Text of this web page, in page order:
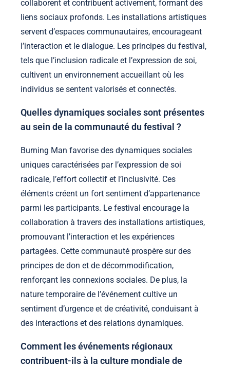
collaborent et contribuent activement, formant des
liens sociaux profonds. Les installations artistiques
servent d’espaces communautaires, encourageant
l’interaction et le dialogue. Les principes du festival,
tels que l’inclusion radicale et l’expression de soi,
cultivent un environnement accueillant où les
individus se sentent valorisés et connectés.
Quelles dynamiques sociales sont présentes
au sein de la communauté du festival ?
Burning Man favorise des dynamiques sociales
uniques caractérisées par l’expression de soi
radicale, l’effort collectif et l’inclusivité. Ces
éléments créent un fort sentiment d’appartenance
parmi les participants. Le festival encourage la
collaboration à travers des installations artistiques,
promouvant l’interaction et les expériences
partagées. Cette communauté prospère sur des
principes de don et de décommodification,
renforçant les connexions sociales. De plus, la
nature temporaire de l’événement cultive un
sentiment d’urgence et de créativité, conduisant à
des interactions et des relations dynamiques.
Comment les événements régionaux
contribuent-ils à la culture mondiale de